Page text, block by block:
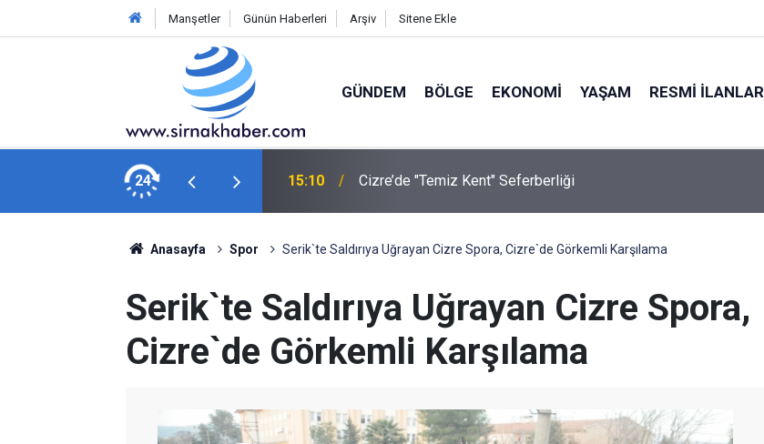
Manşetler Günün Haberleri Arşiv Sitene Ekle
GÜNDEM BÖLGE EKONOMI YAŞAM RESMI İLANLAR
24
kulüp tarihinin rekorunu kırdı 15:10 Cizre’de "Temiz Kent" Seferberliği
Anasayfa Spor Serik`te Saldırıya Uğrayan Cizre Spora, Cizre`de Görkemli Karşılama
Serik`te Saldırıya Uğrayan Cizre Spora,
Cizre`de Görkemli Karşılama